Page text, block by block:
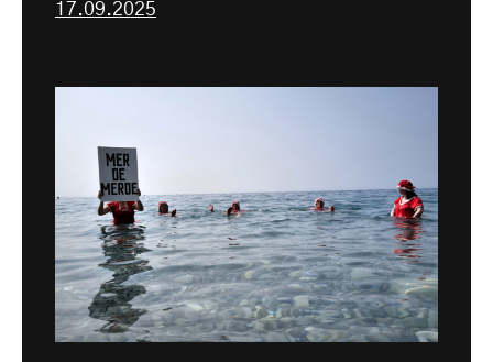
17.09.2025